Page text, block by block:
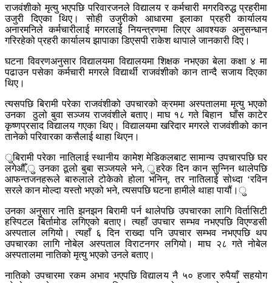
राजवंशीको मृत्यु भएपछि परिवारजनले विद्यालय र कर्मचारी मगरविरुद्ध प्रहरीमा
उजुरी दिएका थिए। सोही उजुरीको आधारमा इलाका प्रहरी कार्यालय
अनारमनिले कर्मचारीलाई मगरलाई नियन्त्रणमा लिएर आवश्यक अनुसन्धान
गरिरहेको प्रहरी कार्यालय झापाका डिएसपी राकेश थापाले जानकारी दिए।
घटना विवरणअनुसार विद्यालयमा विद्यालयमा शिक्षक नभएका बेला कक्षा ४ मा
पढाउन पसेका कर्मचारी मगरले विद्यार्थी राजवंशीको कान तान्दै सजाय दिएका
थिए।
त्यसपछि बिरामी परेका राजवंशीको उपचारको क्रममा अस्पतालमा मृत्यु भएको
उनका ठुलो बुवा सञ्जय राजवंशीले बताए। माघ १८ गते बिहान घाँस काटेर
कृष्णप्रसाद विद्यालय गएका थिए। विद्यालयमा खरिदार मगरले राजवंशीको कान
तानेको परिवारका कसैलाई थाहा थिएन।
ुबिरामी परेका नातिलाई स्थानीय कामेश मेडिकलबाट सामान्य उपचारपछि घर
लगेऔँ,ु उनका ठूलो बुबा सञ्जयले भने, ुहरेक दिन कान सुन्निन थालेपछि
आफन्तजनहरूले बारुलाले टोकेको होला भनिन्, तर नातिलाई सोध्दा ‘रविन
सरले कान मोल्दा यस्तो भएको भने, त्यसपछि घटना हामीले थाहा पायौं।ु
उनका अनुसार नाति झनझन बिरामी पर्न थालेपछि उपचारका लागि विर्तासिटी
हस्पिटल बिर्तामोड लगिएको बताए। त्यहाँ उपचार सम्भव नभएपछि विएण्डसी
अस्पताल लगियो। त्यहाँ ६ दिन राख्दा पनि उपचार सम्भव नभएपछि थप
उपचारका लागि नोबेल अस्पताल विराटनगर लगियो। माघ २८ गते नोबेल
अस्पतालमा नातिको मृत्यु भएको उनले बताए।
नातिको उपचारमा रकम अभाव भएपछि विद्यालय नै ५० हजार रुपैयाँ सहयोग